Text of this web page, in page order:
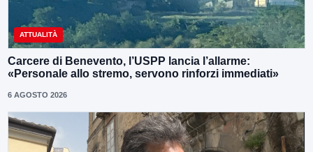
ATTUALITÀ
Carcere di Benevento, l’USPP lancia l’allarme:
«Personale allo stremo, servono rinforzi immediati»
6 AGOSTO 2026